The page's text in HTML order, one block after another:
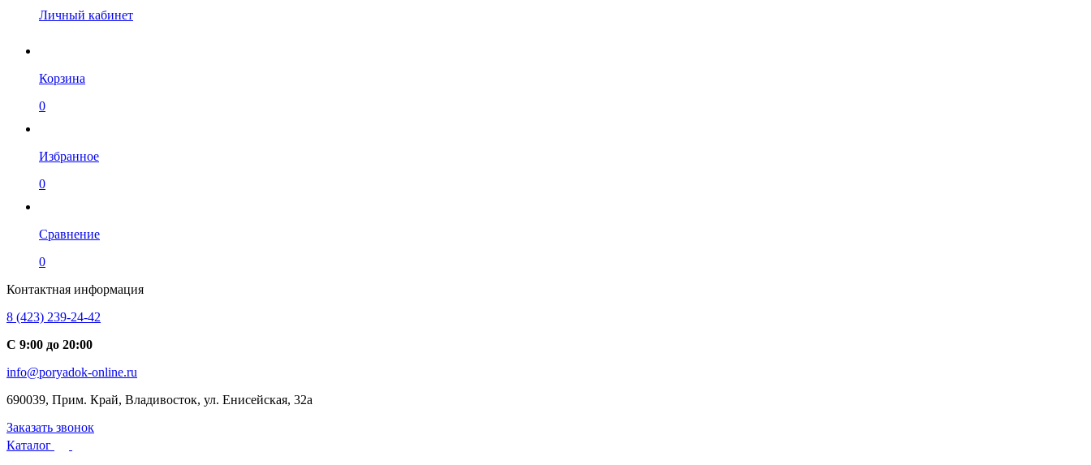
Личный кабинет
Корзина
0
Избранное
0
Сравнение
0
Контактная информация
8 (423) 239-24-42
С 9:00 до 20:00
info@poryadok-online.ru
690039, Прим. Край, Владивосток, ул. Енисейская, 32а
Заказать звонок
Каталог